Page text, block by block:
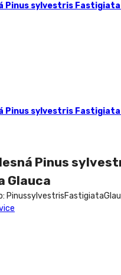
Pinus sylvestris Fastigiata
Pinus sylvestris Fastigiata
Pinus
Glauca